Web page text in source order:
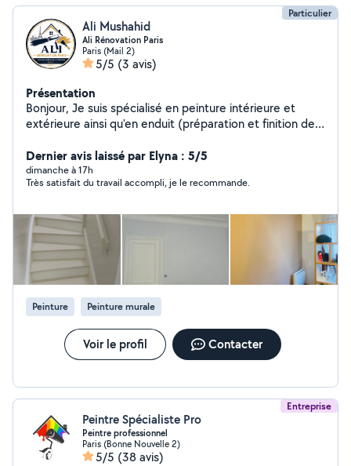
Particulier
Ali Mushahid
Ali Rénovation Paris
Paris (Mail 2)
5/5 (3 avis)
Présentation
Bonjour, Je suis spécialisé en peinture intérieure et
extérieure ainsi qu'en enduit (préparation et finition des
Sérieux, ponctuel et à l'écoute de mes clients, je
m'engage à respecter les délais et à assurer une finition
impeccable. Intervention à Paris et en Île-de-France.
projet
Dernier avis laissé par Elyna : 5/5
dimanche à 17h
Très satisfait du travail accompli, je le recommande.
Peinture Peinture murale
Voir le profil Contacter
Entreprise
Peintre Spécialiste Pro
Peintre professionnel
Paris (Bonne Nouvelle 2)
5/5 (38 avis)